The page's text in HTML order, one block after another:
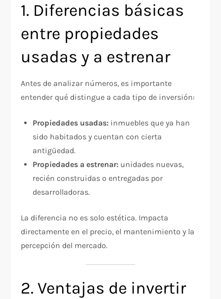
1. Diferencias básicas
entre propiedades
usadas y a estrenar
Antes de analizar números, es importante
entender qué distingue a cada tipo de inversión:
Propiedades usadas: inmuebles que ya han
sido habitados y cuentan con cierta
antigüedad.
Propiedades a estrenar: unidades nuevas,
recién construidas o entregadas por
desarrolladoras.
La diferencia no es solo estética. Impacta
directamente en el precio, el mantenimiento y la
percepción del mercado.
2. Ventajas de invertir